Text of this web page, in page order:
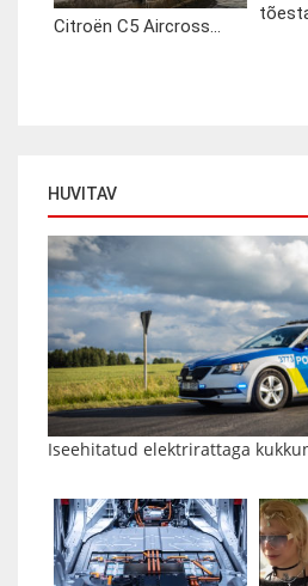
Citroën C5 Aircross...
HUVITAV
Iseehitatud elektrirattaga